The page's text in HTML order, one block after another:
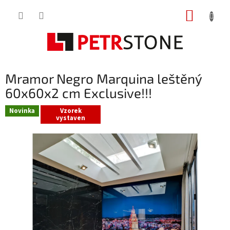
Mramor Negro Marquina leštěný
60x60x2 cm Exclusive!!!
Novinka Vzorek
vystaven